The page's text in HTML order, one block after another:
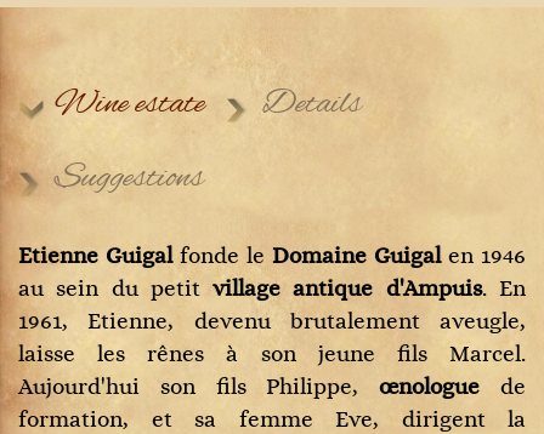
Wine estate
Details
Suggestions
Etienne Guigalfonde le Domaine Guigalen 1946
au sein du petitvillage antique d'Ampuis. En
1961, Etienne, devenu brutalement aveugle,
laisse les rênes à son jeune fils Marcel.
Aujourd'hui son fils Philippe,œnologue de
formation, et sa femme Eve, dirigent la